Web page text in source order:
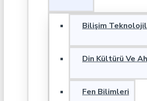
Bilişim
Din Kültürü Ve
Fen Bilimleri